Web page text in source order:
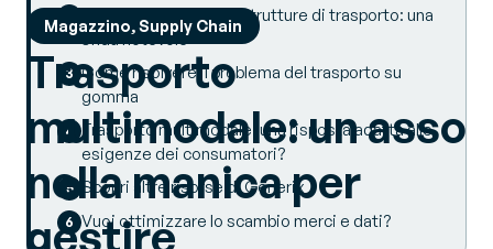
Magazzino, Supply Chain
Trasporto
multimodale: un asso
nella manica per
gestire
La capacità delle infrastrutture di trasporto: una
sfida notevole
Come risolvere il problema del trasporto su
gomma
Trasporto multimodale: una risposta adatta alle
esigenze dei consumatori?
Scopri altre risorse di Generix
Vuoi ottimizzare lo scambio merci e dati?